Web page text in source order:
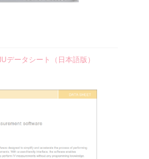
データシート（日本語版）